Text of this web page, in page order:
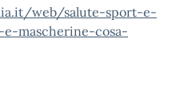
web/salute-sport-e-
mascherine-cosa-